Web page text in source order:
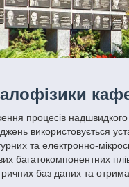
процесів надшвидкого
використовується
та електронно-
багатокомпонентних
баз даних та